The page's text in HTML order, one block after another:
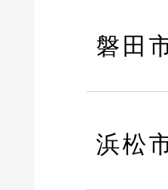
磐田
浜松